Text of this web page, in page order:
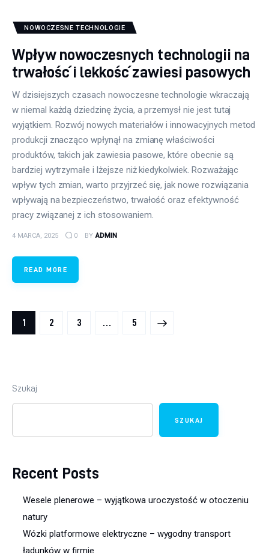
NOWOCZESNE TECHNOLOGIE
Wpływ nowoczesnych technologii na
trwałość i lekkość zawiesi pasowych
W dzisiejszych czasach nowoczesne technologie wkraczają
w niemal każdą dziedzinę życia, a przemysł nie jest tutaj
wyjątkiem. Rozwój nowych materiałów i innowacyjnych metod
produkcji znacząco wpłynął na zmianę właściwości
produktów, takich jak zawiesia pasowe, które obecnie są
bardziej wytrzymałe i lżejsze niż kiedykolwiek. Rozważając
wpływ tych zmian, warto przyjrzeć się, jak nowe rozwiązania
wpływają na bezpieczeństwo, trwałość oraz efektywność
pracy związanej z ich stosowaniem.
4 MARCA, 2025 0 BY ADMIN
READ MORE
Stronicowanie wpisów
PAGE
1 PAGE
2 PAGE
3 … PAGE
5
>
Szukaj
SZUKAJ
Recent Posts
Wesele plenerowe – wyjątkowa uroczystość w otoczeniu
natury
Wózki platformowe elektryczne – wygodny transport
ładunków w firmie